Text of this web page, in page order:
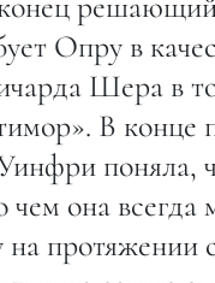
Опру в
Шера в
В конце
поняла,
она всегда
протяжении